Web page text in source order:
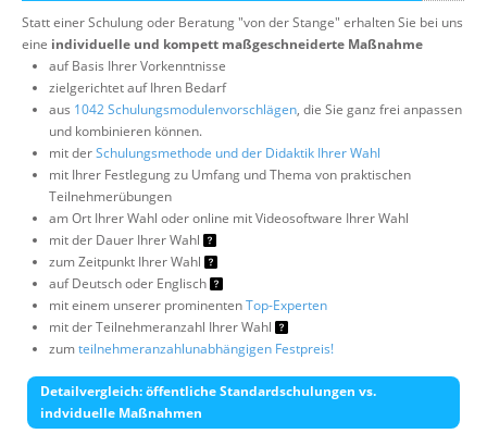
Statt einer Schulung oder Beratung "von der Stange" erhalten Sie bei uns
eine individuelle und kompett maßgeschneiderte Maßnahme
auf Basis Ihrer Vorkenntnisse
zielgerichtet auf Ihren Bedarf
aus 1042 Schulungsmodulenvorschlägen, die Sie ganz frei anpassen
und kombinieren können.
mit derSchulungsmethode und der Didaktik Ihrer Wahl
mit Ihrer Festlegung zu Umfang und Thema von praktischen
Teilnehmerübungen
am Ort Ihrer Wahl oder online mit Videosoftware Ihrer Wahl
mit der Dauer Ihrer Wahl
zum Zeitpunkt Ihrer Wahl
auf Deutsch oder Englisch
mit einem unserer prominentenTop-Experten
mit der Teilnehmeranzahl Ihrer Wahl
zumteilnehmeranzahlunabhängigen Festpreis!
Detailvergleich: öffentliche Standardschulungen vs.
indviduelle Maßnahmen